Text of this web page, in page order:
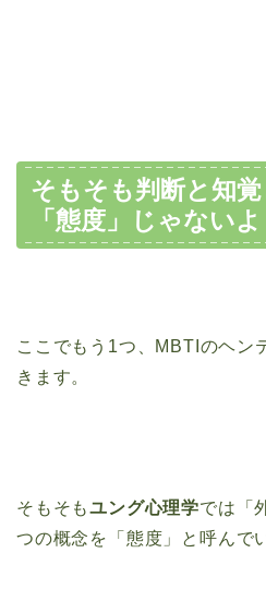
そもそも判断と知
「態度」じゃないよ
ここでもう1つ、MBTIのヘン
きます。
そもそもユング心理学では「
つの概念を「態度」と呼んで